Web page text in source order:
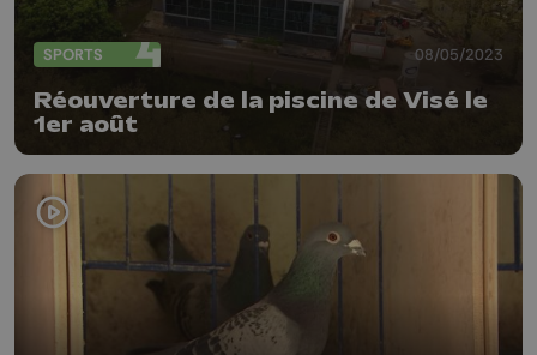
SPORTS 08/05/2023
Réouverture de la piscine de Visé le
1er août